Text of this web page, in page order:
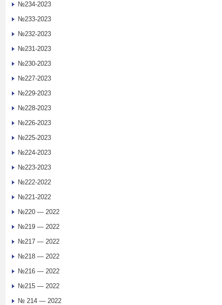
№234-2023
№233-2023
№232-2023
№231-2023
№230-2023
№227-2023
№229-2023
№228-2023
№226-2023
№225-2023
№224-2023
№223-2023
№222-2022
№221-2022
№220 — 2022
№219 — 2022
№217 — 2022
№218 — 2022
№216 — 2022
№215 — 2022
№ 214 — 2022